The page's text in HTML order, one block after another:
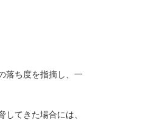
落ち度を指摘し、一
てきた場合には、